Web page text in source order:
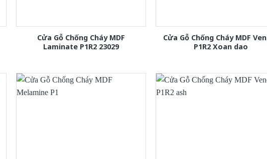
Cửa Gỗ Chống Cháy MDF
Laminate P1R2 23029
Cửa Gỗ Chống Cháy MDF
P1R2 Xoan dao